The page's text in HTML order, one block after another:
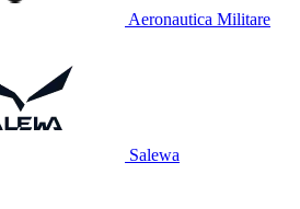
Aeronautica Militare
Salewa